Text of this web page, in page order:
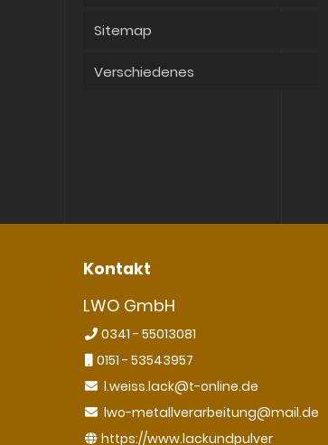
Sitemap
Verschiedenes
Kontakt
LWO GmbH
0341 - 55013081
0151 - 53543957
l.weiss.lack@t-online.de
lwo-metallverarbeitung@mail.de
https://www.lackundpulver